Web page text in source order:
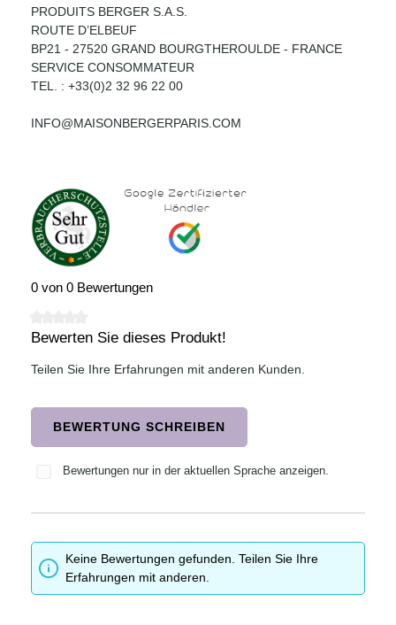
PRODUITS BERGER S.A.S.
ROUTE D’ELBEUF
BP21 - 27520 GRAND BOURGTHEROULDE - FRANCE
SERVICE CONSOMMATEUR
TEL. : +33(0)2 32 96 22 00
INFO@MAISONBERGERPARIS.COM
0 von 0 Bewertungen
Durchschnittliche Bewertung von 0 von 5 Sternen
Bewerten Sie dieses Produkt!
Teilen Sie Ihre Erfahrungen mit anderen Kunden.
BEWERTUNG SCHREIBEN
Bewertungen nur in der aktuellen Sprache anzeigen.
Keine Bewertungen gefunden. Teilen Sie Ihre
Erfahrungen mit anderen.